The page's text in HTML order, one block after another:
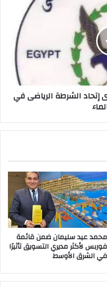
إتحاد الشرطة الرياضى في
محمد عيد سليمان ضمن قائمة
فوربس لأكثر مديري التسويق تأثيرًا
في الشرق الأوسط